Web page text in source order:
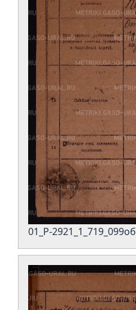
01_Р-2921_1_719_099об